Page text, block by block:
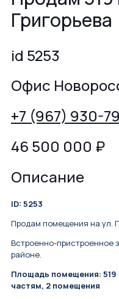
Григорьева
id 5253
Офис
+7 (967) 930-
46 500 000 ₽
Описание
ID: 5253
Продам помещения на ул.
Встроенно-пристроенное
районе.
Площадь помещения:
частям, 2 помещения